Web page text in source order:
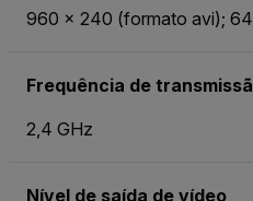
960 × 240 (formato avi);
Frequência de
2,4 GHz
Nível de saída de vídeo